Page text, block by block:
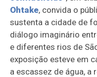
Ohtake, convida o
sustenta a cidade de
diálogo imaginário
e diferentes rios de
exposição esteve em
a escassez de água, a